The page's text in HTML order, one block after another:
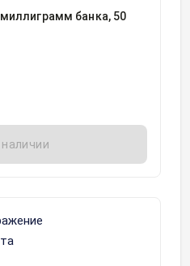
банка, 50
наличии